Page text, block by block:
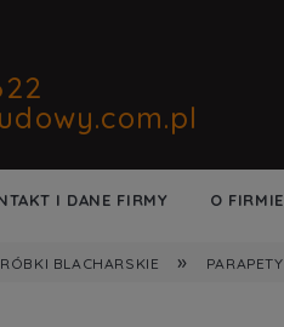
I DANE FIRMY O FIRMIE
BLACHARSKIE » PARAPETY